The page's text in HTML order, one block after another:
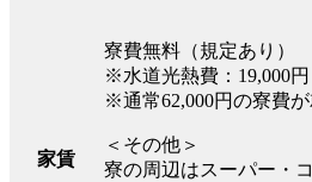
家賃
寮費無料（規定あり）
※水道光熱費：19,000
※通常62,000円の寮費が
＜その他＞
寮の周辺はスーパー・